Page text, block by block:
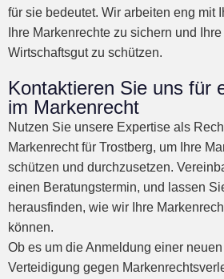
für sie bedeutet. Wir arbeiten eng mit
Ihre Markenrechte zu sichern und
Wirtschaftsgut zu schützen.
Kontaktieren Sie uns für
im Markenrecht
Nutzen Sie unsere Expertise als
Markenrecht für Trostberg, um Ihre
schützen und durchzusetzen.
einen Beratungstermin, und lassen
herausfinden, wie wir Ihre
können.
Ob es um die Anmeldung einer
Verteidigung gegen